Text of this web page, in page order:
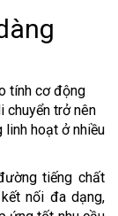
tính cơ động
chuyển trở nên
linh hoạt ở nhiều
tiếng chất
nối đa dạng,